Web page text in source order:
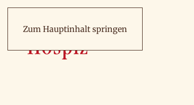
Zum Hauptinhalt springen